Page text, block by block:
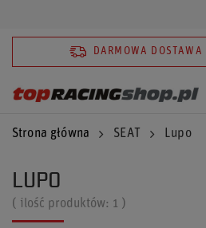
DARMOWA DOSTAWA
Strona główna SEAT Lupo
LUPO
( ilość produktów: 1 )